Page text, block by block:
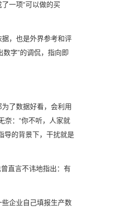
一项“可以做的买
，也是外界参考和评
字”的调侃，指向即
了数据好看，会利用
奈：“你不听，人家就
导的背景下，干扰就是
直言不讳地指出：有
企业自己填报生产数